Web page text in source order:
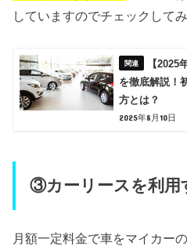
していますのでチェックして
【
を徹底解説！
方とは？
2025年8月10日
③カーリースを利用
月額一定料金で車をマイカー